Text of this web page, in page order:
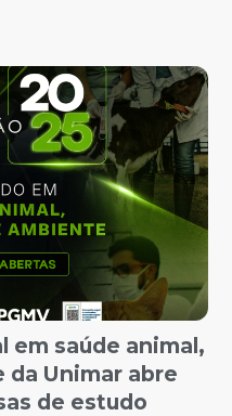
em saúde animal,
Unimar abre
de estudo